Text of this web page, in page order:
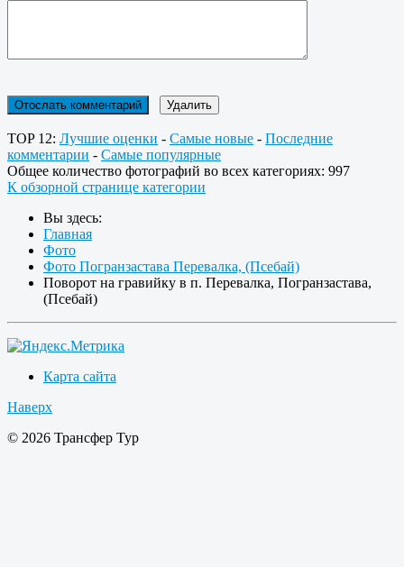
TOP 12: Лучшие оценки - Самые новые - Последние
комментарии - Самые популярные
Общее количество фотографий во всех категориях: 997
К обзорной странице категории
Вы здесь:
Главная
Фото
Фото Погранзастава Перевалка, (Псебай)
Поворот на гравийку в п. Перевалка, Погранзастава,
(Псебай)
Карта сайта
Наверх
© 2026 Трансфер Тур